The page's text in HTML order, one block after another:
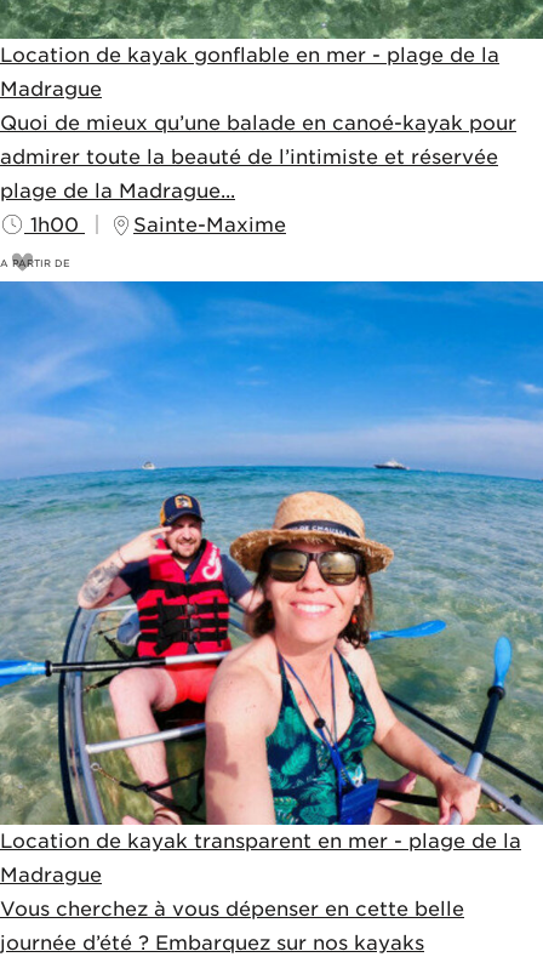
Location de kayak gonflable en mer - plage de la
Madrague
Quoi de mieux qu’une balade en canoé-kayak pour
admirer toute la beauté de l’intimiste et réservée
plage de la Madrague...
1h00
Sainte-Maxime
A PARTIR DE
23
Location de kayak transparent en mer - plage de la
Madrague
Vous cherchez à vous dépenser en cette belle
journée d’été ? Embarquez sur nos kayaks